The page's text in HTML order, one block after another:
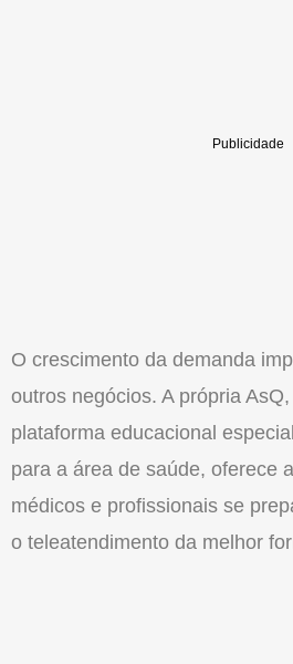
O crescimento da demanda
outros negócios. A própria
plataforma educacional
para a área de saúde, oferece
médicos e profissionais se
o teleatendimento da melhor